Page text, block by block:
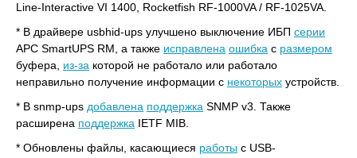
Line-Interactive VI 1400, Rocketfish RF-1000VA / RF-1025VA.
* В драйвере usbhid-ups улучшено выключение ИБП серии
APC SmartUPS RM, а также исправлена ошибка с размером
буфера, из-за которой не работало или работало
неправильно получение информации с некоторых устройств.
* В snmp-ups добавлена поддержка SNMP v3. Также
расширена поддержка IETF MIB.
* Обновлены файлы, касающиеся работы с USB-